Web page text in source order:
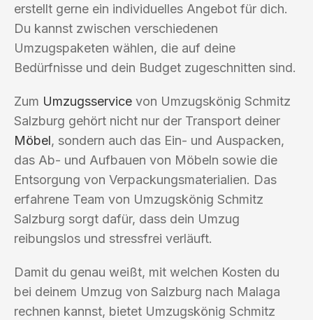
erstellt gerne ein individuelles Angebot für dich.
Du kannst zwischen verschiedenen
Umzugspaketen wählen, die auf deine
Bedürfnisse und dein Budget zugeschnitten sind.
Zum Umzugsservice von Umzugskönig Schmitz
Salzburg gehört nicht nur der Transport deiner
Möbel, sondern auch das Ein- und Auspacken,
das Ab- und Aufbauen von Möbeln sowie die
Entsorgung von Verpackungsmaterialien. Das
erfahrene Team von Umzugskönig Schmitz
Salzburg sorgt dafür, dass dein Umzug
reibungslos und stressfrei verläuft.
Damit du genau weißt, mit welchen Kosten du
bei deinem Umzug von Salzburg nach Malaga
rechnen kannst, bietet Umzugskönig Schmitz